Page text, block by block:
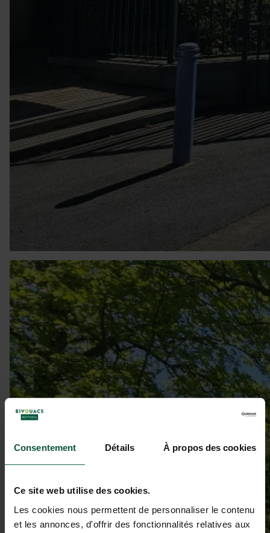
Consentement Détails À propos des cookies
Ce site web utilise des cookies.
Les cookies nous permettent de personnaliser le contenu
et les annonces, d'offrir des fonctionnalités relatives aux